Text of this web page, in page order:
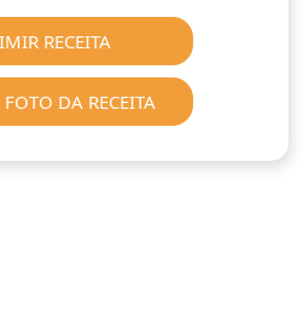
RECEITA
DA RECEITA